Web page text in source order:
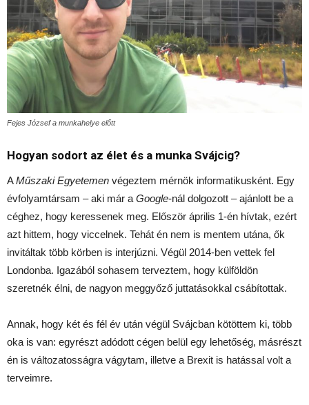
Fejes József a munkahelye előtt
Hogyan sodort az élet és a munka Svájcig?
AMűszaki Egyetemen végeztem mérnök informatikusként. Egy
évfolyamtársam – aki már a Google-nál dolgozott – ajánlott be a
céghez, hogy keressenek meg. Először április 1-én hívtak, ezért
azt hittem, hogy viccelnek. Tehát én nem is mentem utána, ők
invitáltak több körben is interjúzni. Végül 2014-ben vettek fel
Londonba. Igazából sohasem terveztem, hogy külföldön
szeretnék élni, de nagyon meggyőző juttatásokkal csábítottak.
Annak, hogy két és fél év után végül Svájcban kötöttem ki, több
oka is van: egyrészt adódott cégen belül egy lehetőség, másrészt
én is változatosságra vágytam, illetve a Brexit is hatással volt a
terveimre.